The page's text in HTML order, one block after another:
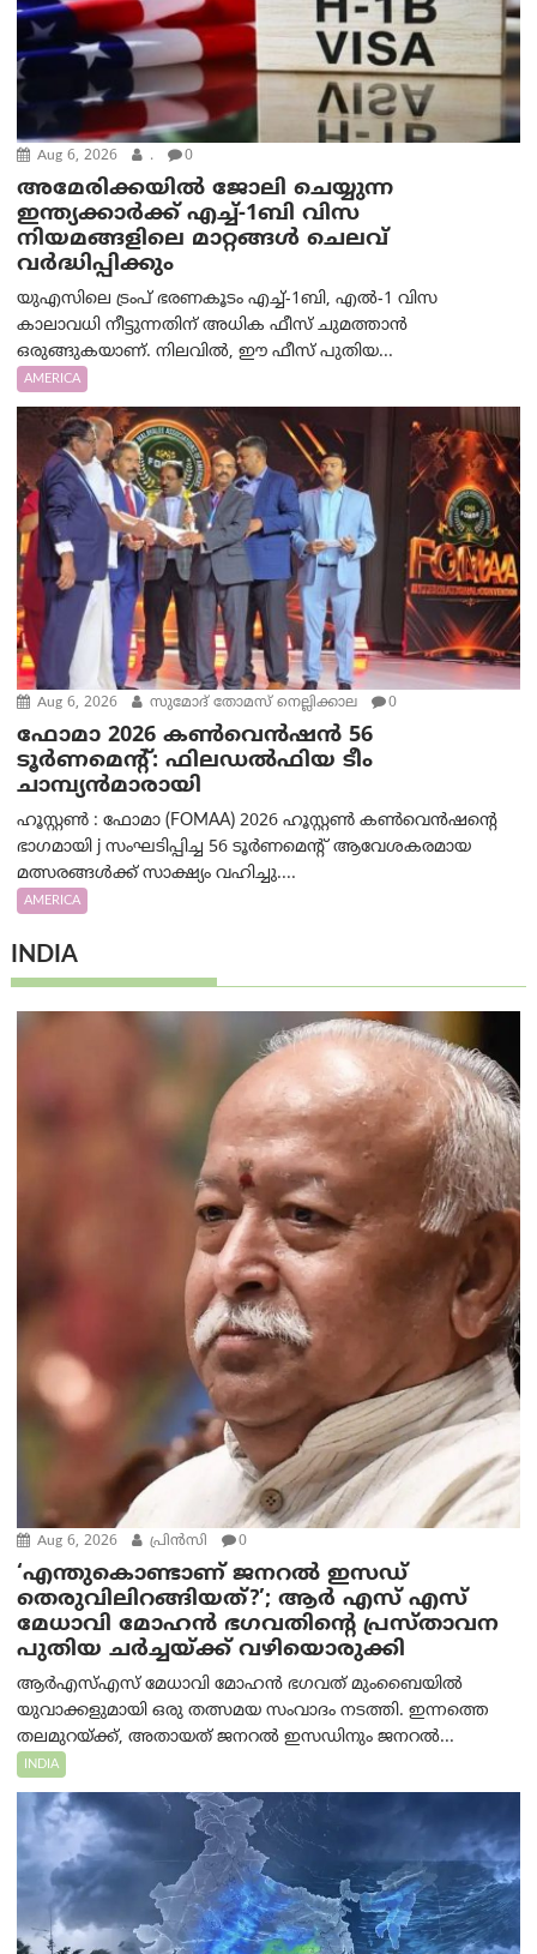
Aug 6, 2026 . 0
അമേരിക്കയില്‍ ജോലി ചെയ്യുന്ന
ഇന്ത്യക്കാർക്ക് എച്ച്-1ബി വിസ
നിയമങ്ങളിലെ മാറ്റങ്ങൾ ചെലവ്
വർദ്ധിപ്പിക്കും
യുഎസിലെ ട്രംപ് ഭരണകൂടം എച്ച്-1ബി, എൽ-1 വിസ
കാലാവധി നീട്ടുന്നതിന് അധിക ഫീസ് ചുമത്താൻ
ഒരുങ്ങുകയാണ്. നിലവിൽ, ഈ ഫീസ് പുതിയ...
AMERICA
Aug 6, 2026 സുമോദ് തോമസ് നെല്ലിക്കാല 0
ഫോമാ 2026 കൺവെൻഷൻ 56
ടൂർണമെന്റ്: ഫിലഡൽഫിയ ടീം
ചാമ്പ്യൻമാരായി
ഹൂസ്റ്റൺ : ഫോമാ (FOMAA) 2026 ഹൂസ്റ്റൺ കൺവെൻഷന്റെ
ഭാഗമായി j സംഘടിപ്പിച്ച 56 ടൂർണമെന്റ് ആവേശകരമായ
മത്സരങ്ങൾക്ക് സാക്ഷ്യം വഹിച്ചു....
AMERICA
INDIA
Aug 6, 2026 പ്രിന്‍സി 0
‘എന്തുകൊണ്ടാണ് ജനറൽ ഇസഡ്
തെരുവിലിറങ്ങിയത്?’; ആര്‍ എസ് എസ്
മേധാവി മോഹൻ ഭഗവതിന്റെ പ്രസ്താവന
പുതിയ ചര്‍ച്ചയ്ക്ക് വഴിയൊരുക്കി
ആർ‌എസ്‌എസ് മേധാവി മോഹൻ ഭഗവത് മുംബൈയിൽ
യുവാക്കളുമായി ഒരു തത്സമയ സംവാദം നടത്തി. ഇന്നത്തെ
തലമുറയ്ക്ക്, അതായത് ജനറൽ ഇസഡിനും ജനറൽ...
INDIA